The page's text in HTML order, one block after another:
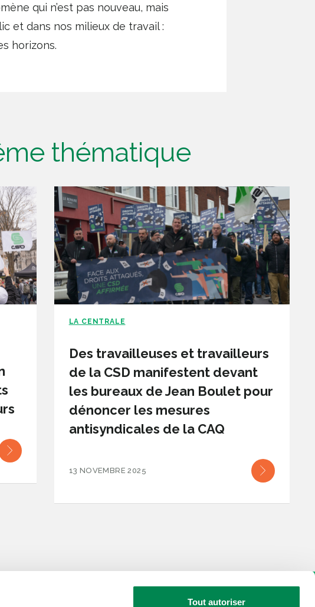
Tout autoriser
qui n’est pas nouveau, mais
et dans nos milieux de travail :
horizons.
thématique
LA CENTRALE
Des travailleuses et travailleurs
de la CSD manifestent devant
les bureaux de Jean Boulet pour
dénoncer les mesures
antisyndicales de la CAQ
13 NOVEMBRE 2025